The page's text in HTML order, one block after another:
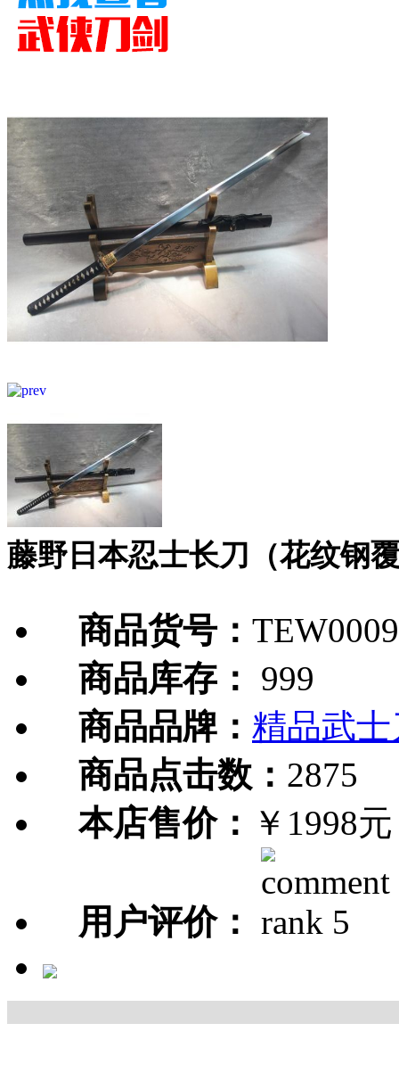
藤野日本忍士长刀（花纹钢
商品货号：
商品库存：
999
商品品牌： 精品武士
商品点击数： 2875
本店售价： ￥1998元
用户评价：